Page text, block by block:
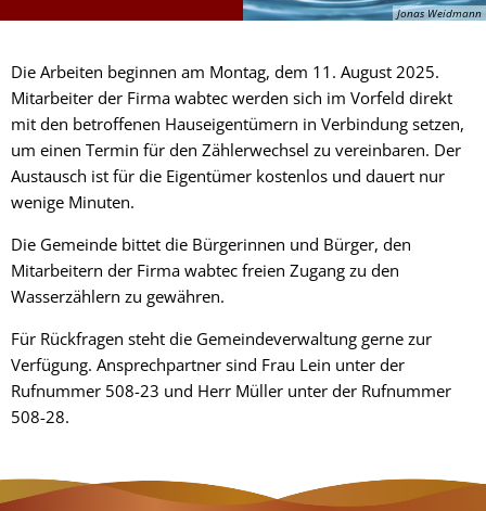
Jonas Weidmann
Die Arbeiten beginnen am Montag, dem 11. August 2025.
Mitarbeiter der Firma wabtec werden sich im Vorfeld direkt
mit den betroffenen Hauseigentümern in Verbindung setzen,
um einen Termin für den Zählerwechsel zu vereinbaren. Der
Austausch ist für die Eigentümer kostenlos und dauert nur
wenige Minuten.
Die Gemeinde bittet die Bürgerinnen und Bürger, den
Mitarbeitern der Firma wabtec freien Zugang zu den
Wasserzählern zu gewähren.
Für Rückfragen steht die Gemeindeverwaltung gerne zur
Verfügung. Ansprechpartner sind Frau Lein unter der
Rufnummer 508-23 und Herr Müller unter der Rufnummer
508-28.